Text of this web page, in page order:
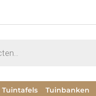
Tuintafels Tuinbanken